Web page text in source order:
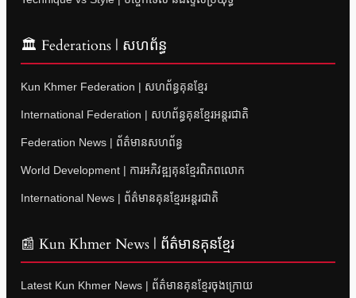
🏛 Federations | សហព័ន្ធ
Kun Khmer Federation | សហព័ន្ធគុនខ្មែរ
International Federation | សហព័ន្ធគុនខ្មែរអន្តរជាតិ
Federation News | ព័ត៌មានសហព័ន្ធ
World Development | ការអភិវឌ្ឍគុនខ្មែរពិភពលោក
International News | ព័ត៌មានគុនខ្មែរអន្តរជាតិ
📰 Kun Khmer News | ព័ត៌មានគុនខ្មែរ
Latest Kun Khmer News | ព័ត៌មានគុនខ្មែរចុងក្រោយ